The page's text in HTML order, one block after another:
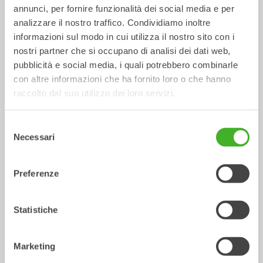
annunci, per fornire funzionalità dei social media e per
analizzare il nostro traffico. Condividiamo inoltre
informazioni sul modo in cui utilizza il nostro sito con i
nostri partner che si occupano di analisi dei dati web,
pubblicità e social media, i quali potrebbero combinarle
con altre informazioni che ha fornito loro o che hanno
raccolto dal suo utilizzo dei loro servizi.
delNecessari
Preferenze
Statistiche
Marketing
Metric Imperial
Tiltrotator XTR2 XTR2
Interfaccia
Macchina
S30 DF
Attacco
S30 S30
Peso della
[kNm]
Altezza